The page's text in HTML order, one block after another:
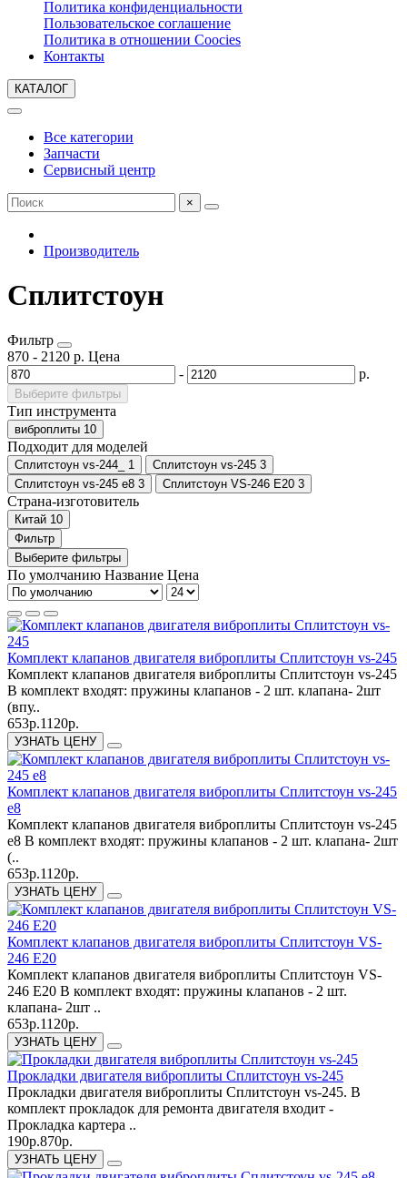
Политика конфиденциальности
Пользовательское соглашение
Политика в отношении Coocies
Контакты
КАТАЛОГ
Все категории
Запчасти
Сервисный центр
×
Производитель
Сплитстоун
Фильтр
870 - 2120 р. Цена
-
р.
Выберите фильтры
Тип инструмента
виброплиты 10
Подходит для моделей
Сплитстоун vs-244_ 1 Сплитстоун vs-245 3
Сплитстоун vs-245 e8 3 Сплитстоун VS-246 E20 3
Страна-изготовитель
Китай 10
Фильтр
Выберите фильтры
По умолчанию Название Цена
Комплект клапанов двигателя виброплиты Сплитстоун vs-245
Комплект клапанов двигателя виброплиты Сплитстоун vs-245
В комплект входят: пружины клапанов - 2 шт. клапана- 2шт
(впу..
653р.1120р.
УЗНАТЬ ЦЕНУ
Комплект клапанов двигателя виброплиты Сплитстоун vs-245
e8
Комплект клапанов двигателя виброплиты Сплитстоун vs-245
e8 В комплект входят: пружины клапанов - 2 шт. клапана- 2шт
(..
653р.1120р.
УЗНАТЬ ЦЕНУ
Комплект клапанов двигателя виброплиты Сплитстоун VS-
246 E20
Комплект клапанов двигателя виброплиты Сплитстоун VS-
246 E20 В комплект входят: пружины клапанов - 2 шт.
клапана- 2шт ..
653р.1120р.
УЗНАТЬ ЦЕНУ
Прокладки двигателя виброплиты Сплитстоун vs-245
Прокладки двигателя виброплиты Сплитстоун vs-245. В
комплект прокладок для ремонта двигателя входит -
Прокладка картера ..
190р.870р.
УЗНАТЬ ЦЕНУ